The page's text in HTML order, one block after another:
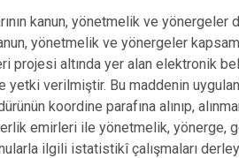
kanun, yönetmelik ve
yönetmelik ve yönergeler
projesi altında yer alan elektronik
yetki verilmiştir. Bu maddenin
koordine parafına alınıp,
emirleri ile yönetmelik, yönerge,
ilgili istatistikî çalışmaları